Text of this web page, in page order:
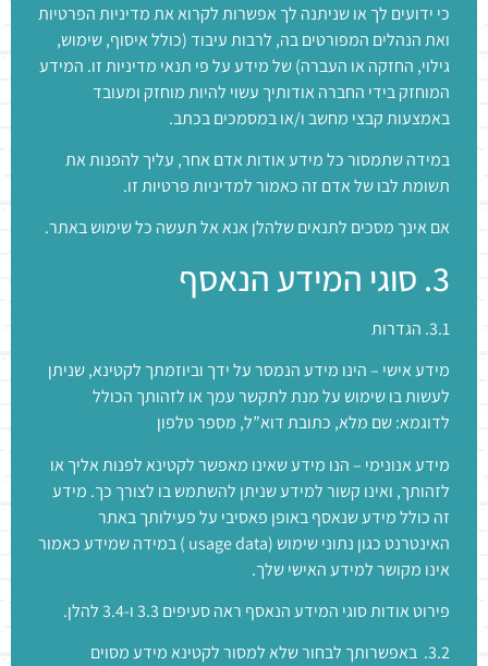
כי ידועים לך או שניתנה לך אפשרות לקרוא את מדיניות הפרטיות
ואת הנהלים המפורטים בה, לרבות עיבוד (כולל איסוף, שימוש,
גילוי, החזקה או העברה) של מידע על פי תנאי מדיניות זו. המידע
המוחזק בידי החברה אודותיך עשוי להיות מוחזק ומעובד
באמצעות קבצי מחשב ו/או במסמכים בכתב.
במידה שתמסור כל מידע אודות אדם אחר, עליך להפנות את
תשומת לבו של אדם זה כאמור למדיניות פרטיות זו.
אם אינך מסכים לתנאים שלהלן אנא אל תעשה כל שימוש באתר.
3. סוגי המידע הנאסף
3.1. הגדרות
מידע אישי – הינו מידע הנמסר על ידך וביוזמתך לקטינא, שניתן
לעשות בו שימוש על מנת לתקשר עמך או לזהותך הכולל
לדוגמא: שם מלא, כתובת דוא”ל, מספר טלפון
מידע אנונימי – הנו מידע שאינו מאפשר לקטינא לפנות אליך או
לזהותך, ואינו קשור למידע שניתן להשתמש בו לצורך כך. מידע
זה כולל מידע שנאסף באופן פאסיבי על פעילותך באתר
האינטרנט כגון נתוני שימוש (usage data ) במידה שמידע כאמור
אינו מקושר למידע האישי שלך.
פירוט אודות סוגי המידע הנאסף ראה סעיפים 3.3 ו-3.4 להלן.
3.2. באפשרותך לבחור שלא למסור לקטינא מידע מסוים